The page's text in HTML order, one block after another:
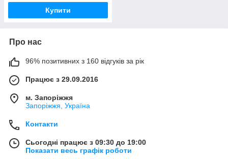
Купити
Про нас
96% позитивних з 160 відгуків за рік
Працює з 29.09.2016
м. Запоріжжя
Запоріжжя, Україна
Контакти
Сьогодні працює з 09:30 до 19:00
Показати весь графік роботи